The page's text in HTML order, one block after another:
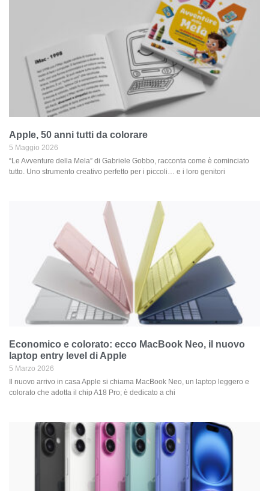
Apple, 50 anni tutti da colorare
5 Maggio 2026
“Le Avventure della Mela” di Gabriele Gobbo, racconta come è cominciato
tutto. Uno strumento creativo perfetto per i piccoli… e i loro genitori
Economico e colorato: ecco MacBook Neo, il nuovo
laptop entry level di Apple
5 Marzo 2026
Il nuovo arrivo in casa Apple si chiama MacBook Neo, un laptop leggero e
colorato che adotta il chip A18 Pro; è dedicato a chi